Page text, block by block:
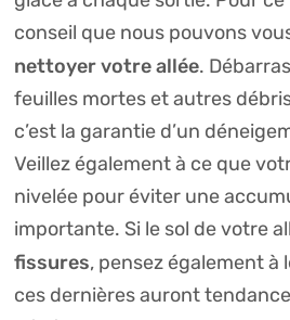
conseil que nous pouvons
nettoyer votre allée.
feuilles mortes et autres
c’est la garantie d’un
Veillez également à ce que
nivelée pour éviter une
importante. Si le sol de votre
fissures, pensez également à
ces dernières auront